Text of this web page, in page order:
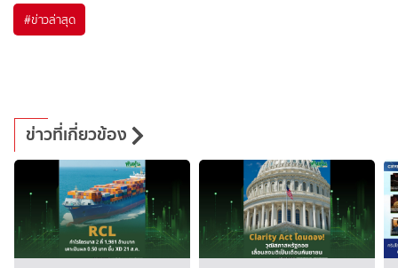
#ข่าวล่าสุด
ข่าวที่เกี่ยวข้อง